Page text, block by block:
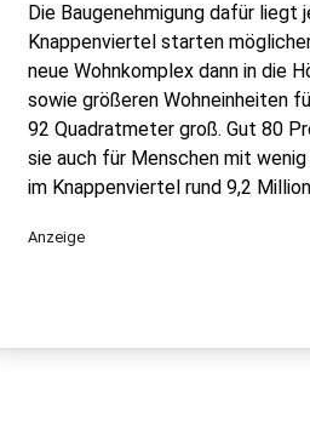
Die Baugenehmigung dafür
Knappenviertel starten
neue Wohnkomplex dann in die
sowie größeren Wohneinheiten
92 Quadratmeter groß. Gut 80
sie auch für Menschen mit
im Knappenviertel rund 9,2
Anzeige